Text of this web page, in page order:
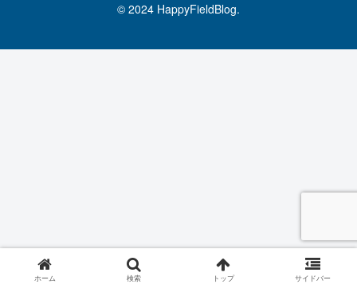
© 2024 HappyFieldBlog.
ホーム 検索 トップ サイドバー